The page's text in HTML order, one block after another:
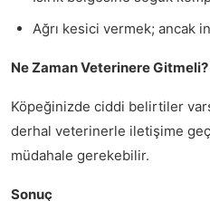
Ağrı kesici vermek; ancak
Ne Zaman Veterinere Gitmeli?
Köpeğinizde ciddi belirtiler
derhal veterinerle iletişime
müdahale gerekebilir.
Sonuç